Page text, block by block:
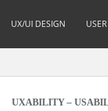
UX/UI DESIGN
UXABILITY –